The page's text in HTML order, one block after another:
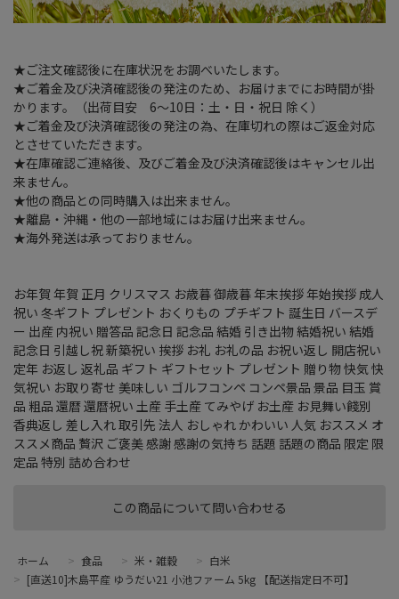
この商品について問い合わせる
★ご注文確認後に在庫状況をお調べいたします。
★ご着金及び決済確認後の発注のため、お届けまでにお時間が掛
かります。（出荷目安 6～10日：土・日・祝日 除く）
★ご着金及び決済確認後の発注の為、在庫切れの際はご返金対応
とさせていただきます。
★在庫確認ご連絡後、及びご着金及び決済確認後はキャンセル出
来ません。
★他の商品との同時購入は出来ません。
★離島・沖縄・他の一部地域にはお届け出来ません。
★海外発送は承っておりません。
お年賀 年賀 正月 クリスマス お歳暮 御歳暮 年末挨拶 年始挨拶 成人
祝い 冬ギフト プレゼント おくりもの プチギフト 誕生日 バースデ
ー 出産 内祝い 贈答品 記念日 記念品 結婚 引き出物 結婚祝い 結婚
記念日 引越し祝 新築祝い 挨拶 お礼 お礼の品 お祝い返し 開店祝い
定年 お返し 返礼品 ギフト ギフトセット プレゼント 贈り物 快気 快
気祝い お取り寄せ 美味しい ゴルフコンペ コンペ景品 景品 目玉 賞
品 粗品 還暦 還暦祝い 土産 手土産 てみやげ お土産 お見舞い餞別
香典返し 差し入れ 取引先 法人 おしゃれ かわいい 人気 おススメ オ
ススメ商品 贅沢 ご褒美 感謝 感謝の気持ち 話題 話題の商品 限定 限
定品 特別 詰め合わせ
ホーム > 食品 > 米・雑穀 > 白米
> [直送10]木島平産 ゆうだい21 小池ファーム 5kg 【配送指定日不可】